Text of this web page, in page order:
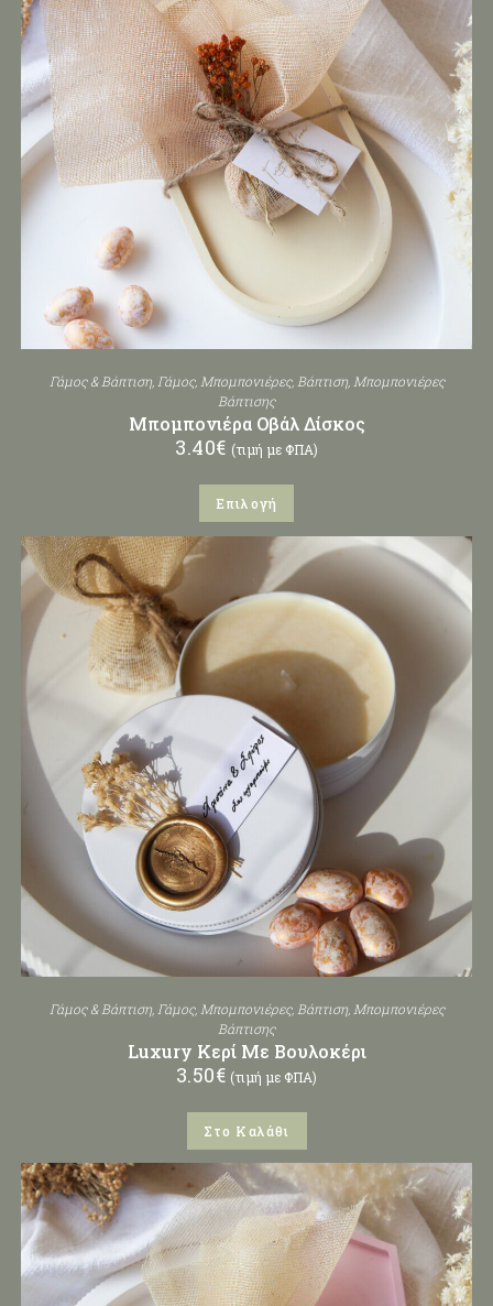
Γάμος & Βάπτιση, Γάμος, Μπομπονιέρες, Βάπτιση, Μπομπονιέρες
Βάπτισης
Μπομπονιέρα Οβάλ Δίσκος
3.40€ (τιμή με ΦΠΑ)
Επιλογή
Γάμος & Βάπτιση, Γάμος, Μπομπονιέρες, Βάπτιση, Μπομπονιέρες
Βάπτισης
Luxury Κερί Με Βουλοκέρι
3.50€ (τιμή με ΦΠΑ)
Στο Καλάθι